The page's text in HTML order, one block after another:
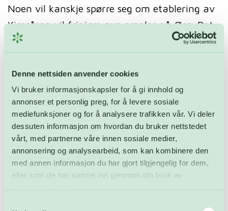
Denne nettsiden anvender cookies
Vi bruker informasjonskapsler for å gi innhold og
annonser et personlig preg, for å levere sosiale
mediefunksjoner og for å analysere trafikken vår. Vi deler
dessuten informasjon om hvordan du bruker nettstedet
vårt, med partnerne våre innen sosiale medier,
annonsering og analysearbeid, som kan kombinere den
med annen informasjon du har gjort tilgjengelig for dem,
eller som de har samlet inn gjennom din bruk av
Noen vil kanskje spørre seg om etablering av
Kiæråsen vil frigjøre nye arealer på Øra. Det
vil det dessverre ikke. Virksomheten som er
FREVARs portefølje for å løse utfordringen
byen har med deponering av muddermasser.
Dagens aktivitet og sikker avfallshåndtering
for byen på Øra vil fortsette som før.
Dette understreker igjen at kjernen av utfordringen her
er ikke den ene eller den andres rett til et areal. Det
handler om mangel på tilstrekkelig næringsareal i